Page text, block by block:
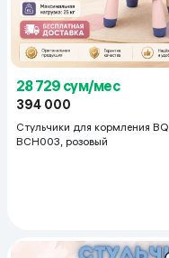
28 729 сум/мес
394 000
Стульчики для кормления BQ
BCH003, розовый